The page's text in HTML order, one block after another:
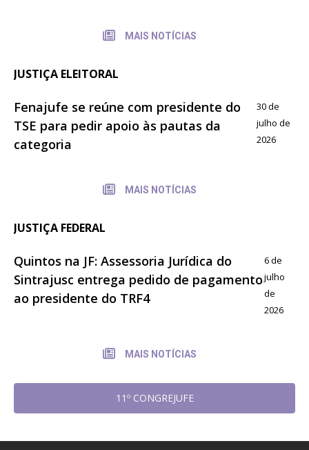
MAIS NOTÍCIAS
JUSTIÇA ELEITORAL
Fenajufe se reúne com presidente do
TSE para pedir apoio às pautas da
categoria
30 de
julho de
2026
MAIS NOTÍCIAS
JUSTIÇA FEDERAL
Quintos na JF: Assessoria Jurídica do
Sintrajusc entrega pedido de pagamento
ao presidente do TRF4
6 de
julho
de
2026
MAIS NOTÍCIAS
11º CONGREJUFE